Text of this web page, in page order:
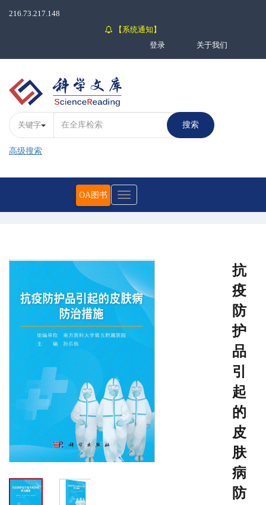
216.73.217.148
【系统通知】
登录
关于我们
关键字 搜索
高级搜索
Toggle
OA图书
抗
疫
防
护
品
引
起
的
皮
肤
病
防